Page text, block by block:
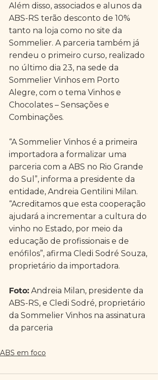
Além disso, associados e alunos da
ABS-RS terão desconto de 10%
tanto na loja como no site da
Sommelier. A parceria também já
rendeu o primeiro curso, realizado
no último dia 23, na sede da
Sommelier Vinhos em Porto
Alegre, com o tema Vinhos e
Chocolates – Sensações e
Combinações.
“A Sommelier Vinhos é a primeira
importadora a formalizar uma
parceria com a ABS no Rio Grande
do Sul”, informa a presidente da
entidade, Andreia Gentilini Milan.
“Acreditamos que esta cooperação
ajudará a incrementar a cultura do
vinho no Estado, por meio da
educação de profissionais e de
enófilos”, afirma Cledi Sodré Souza,
proprietário da importadora.
Foto: Andreia Milan, presidente da
ABS-RS, e Cledi Sodré, proprietário
da Sommelier Vinhos na assinatura
da parceria
ABS em foco